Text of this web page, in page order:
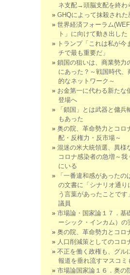
ネ支配→頭脳支配を終わ
GHQによって抹殺された
世界経済フォーラム
ト」に向けて動き出した
トランプ「これは私が今
チで最も重要だ」
鎖国の狙いは、商業勢力
にあった？～戦国時代、
的なネットワーク～
お金第一に代わる新たな
登場へ
「鎖国」とは武器と傭兵
もあった
奥の院、革命勢力とコ
配・反権力・反市場～
混迷の米大統領選、異様
コロナ感染者の急増～我
にいる
「一番違和感があったの
の文書に「シナリオ通り
う言葉があったことです
議員
市場論・国家論１７．基
ーシック・インカム）の
奥の院、革命勢力とコロ
人口削減策としてのコロ
不正を働く政権も、グル
報道を垂れ流すマスコミ
市場論国家論１６．奥の